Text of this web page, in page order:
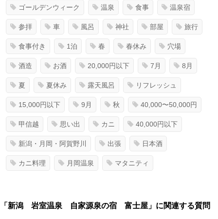
ゴールデンウィーク 温泉 食事 温泉宿
参拝 車 風呂 神社 部屋 旅行
食事付き 1泊 春 春休み 穴場
酒造 お酒 20,000円以下 7月 8月
夏 夏休み 露天風呂 リフレッシュ
15,000円以下 9月 秋 40,000〜50,000円
甲信越 思い出 カニ 40,000円以下
新潟・月岡・阿賀野川 出張 日本酒
カニ料理 月岡温泉 マタニティ
「新潟 岩室温泉 自家源泉の宿 富士屋」に関連する質問